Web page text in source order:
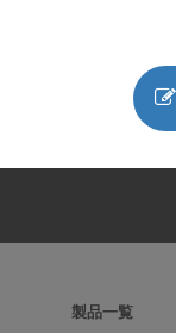
製品一覧